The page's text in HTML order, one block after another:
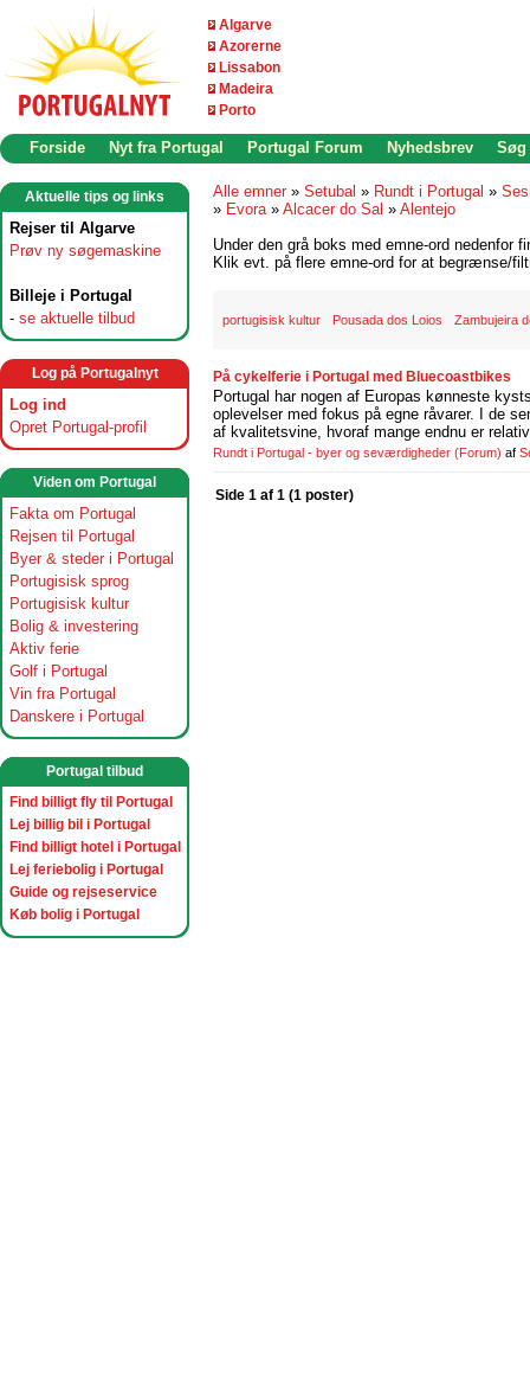
Algarve
Azorerne
Lissabon
Madeira
Porto
Forside Nyt fra Portugal Portugal Forum Nyhedsbrev Søg
Aktuelle tips og links
Rejser til Algarve
Prøv ny søgemaskine
Billeje i Portugal
- se aktuelle tilbud
Log på Portugalnyt
Log ind
Opret Portugal-profil
Viden om Portugal
Fakta om Portugal
Rejsen til Portugal
Byer & steder i Portugal
Portugisisk sprog
Portugisisk kultur
Bolig & investering
Aktiv ferie
Golf i Portugal
Vin fra Portugal
Danskere i Portugal
Portugal tilbud
Find billigt fly til Portugal
Lej billig bil i Portugal
Find billigt hotel i Portugal
Lej feriebolig i Portugal
Guide og rejseservice
Køb bolig i Portugal
Alle emner » Setubal » Rundt i Portugal »
» Evora» Alcacer do Sal » Alentejo
Under den grå boks med emne-ord nedenfor
Klik evt. på flere emne-ord for at begrænse/
portugisisk kultur Pousada dos Loios Zambujeira
På cykelferie i Portugal med Bluecoastbikes
Portugal har nogen af Europas kønneste
oplevelser med fokus på egne råvarer. I de
af kvalitetsvine, hvoraf mange endnu er
Rundt i Portugal - byer og seværdigheder (Forum) af
Side 1 af 1 (1 poster)